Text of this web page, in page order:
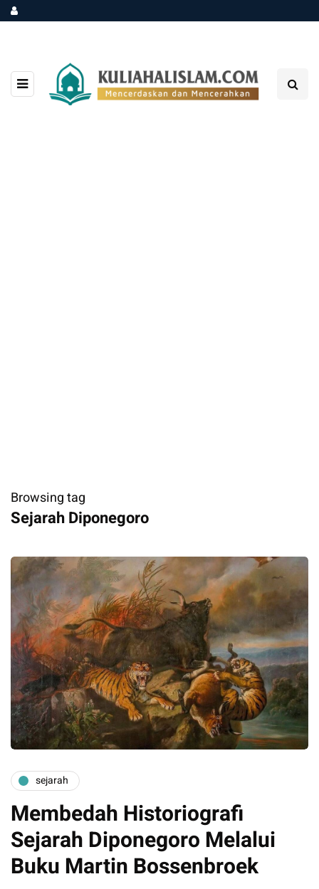
Browsing tag
Sejarah Diponegoro
sejarah
Membedah Historiografi
Sejarah Diponegoro Melalui
Buku Martin Bossenbroek